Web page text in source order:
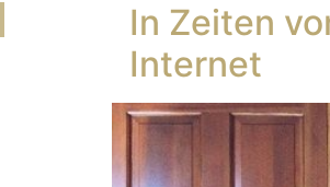
In Zeiten
Internet